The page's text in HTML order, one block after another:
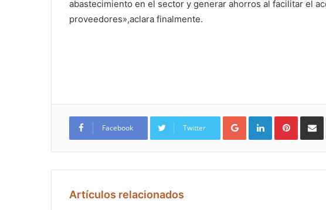
abastecimiento en el sector y generar ahorros al facilitar el
proveedores»,aclara finalmente.
Facebook Twitter
Google+ LinkedIn Pinterest
Artículos relacionados